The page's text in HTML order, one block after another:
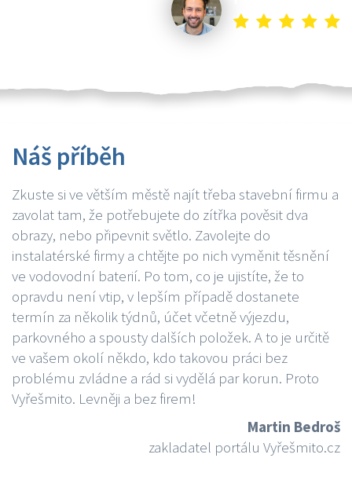
Náš příběh
Zkuste si ve větším městě najít třeba stavební firmu a
zavolat tam, že potřebujete do zítřka pověsit dva
obrazy, nebo připevnit světlo. Zavolejte do
instalatérské firmy a chtějte po nich vyměnit těsnění
ve vodovodní baterií. Po tom, co je ujistíte, že to
opravdu není vtip, v lepším případě dostanete
termín za několik týdnů, účet včetně výjezdu,
parkovného a spousty dalších položek. A to je určitě
ve vašem okolí někdo, kdo takovou práci bez
problému zvládne a rád si vydělá par korun. Proto
Vyřešmito. Levněji a bez firem!
Martin Bedroš
zakladatel portálu Vyřešmito.cz